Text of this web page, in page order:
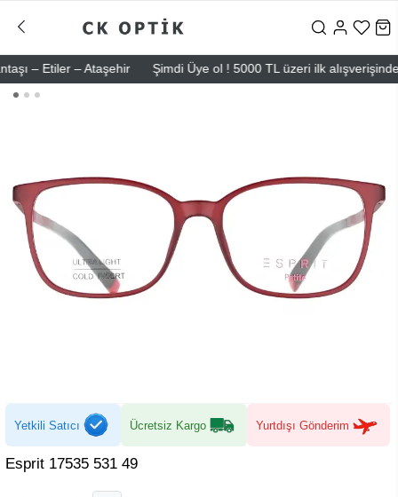
– Etiler – Ataşehir Şimdi Üye ol ! 5000 TL üzeri ilk alışverişinde
Yetkili Satıcı Ücretsiz Kargo Yurtdışı Gönderim
Esprit 17535 531 49